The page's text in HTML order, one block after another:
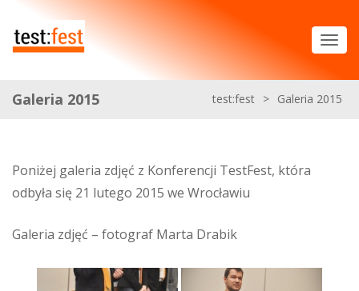
Galeria 2015 test:fest > Galeria 2015
Poniżej galeria zdjęć z Konferencji TestFest, która
odbyła się 21 lutego 2015 we Wrocławiu
Galeria zdjęć – fotograf Marta Drabik